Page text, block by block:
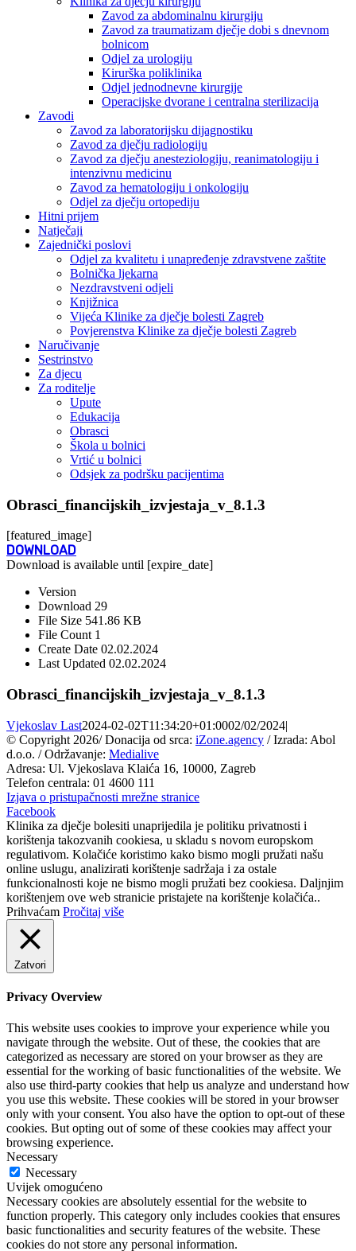
Zavod za abdominalnu kirurgiju
Zavod za traumatizam dječje dobi s dnevnom
bolnicom
Odjel za urologiju
Kirurška poliklinika
Odjel jednodnevne kirurgije
Operacijske dvorane i centralna sterilizacija
Zavodi
Zavod za laboratorijsku dijagnostiku
Zavod za dječju radiologiju
Zavod za dječju anesteziologiju, reanimatologiju i
intenzivnu medicinu
Zavod za hematologiju i onkologiju
Odjel za dječju ortopediju
Hitni prijem
Natječaji
Zajednički poslovi
Odjel za kvalitetu i unapređenje zdravstvene zaštite
Bolnička ljekarna
Nezdravstveni odjeli
Knjižnica
Vijeća Klinike za dječje bolesti Zagreb
Povjerenstva Klinike za dječje bolesti Zagreb
Naručivanje
Sestrinstvo
Za djecu
Za roditelje
Upute
Edukacija
Obrasci
Škola u bolnici
Vrtić u bolnici
Odsjek za podršku pacijentima
Obrasci_financijskih_izvjestaja_v_8.1.3
[featured_image]
DOWNLOAD
Download is available until [expire_date]
Version
Download 29
File Size 541.86 KB
File Count 1
Create Date 02.02.2024
Last Updated 02.02.2024
Obrasci_financijskih_izvjestaja_v_8.1.3
Vjekoslav Last2024-02-02T11:34:20+01:0002/02/2024|
© Copyright 2026/ Donacija od srca: iZone.agency / Izrada: Abol
d.o.o. / Održavanje: Medialive
Adresa: Ul. Vjekoslava Klaića 16, 10000, Zagreb
Telefon centrala: 01 4600 111
Izjava o pristupačnosti mrežne stranice
Facebook
Klinika za dječje bolesiti unaprijedila je politiku privatnosti i
korištenja takozvanih cookiesa, u skladu s novom europskom
regulativom. Kolačiće koristimo kako bismo mogli pružati našu
online uslugu, analizirati korištenje sadržaja i za ostale
funkcionalnosti koje ne bismo mogli pružati bez cookiesa. Daljnjim
korištenjem ove web stranicie pristajete na korištenje kolačića..
Prihvaćam Pročitaj više
Zatvori
Privacy Overview
This website uses cookies to improve your experience while you
navigate through the website. Out of these, the cookies that are
categorized as necessary are stored on your browser as they are
essential for the working of basic functionalities of the website. We
also use third-party cookies that help us analyze and understand how
you use this website. These cookies will be stored in your browser
only with your consent. You also have the option to opt-out of these
cookies. But opting out of some of these cookies may affect your
browsing experience.
Necessary
Necessary
Uvijek omogućeno
Necessary cookies are absolutely essential for the website to
function properly. This category only includes cookies that ensures
basic functionalities and security features of the website. These
cookies do not store any personal information.